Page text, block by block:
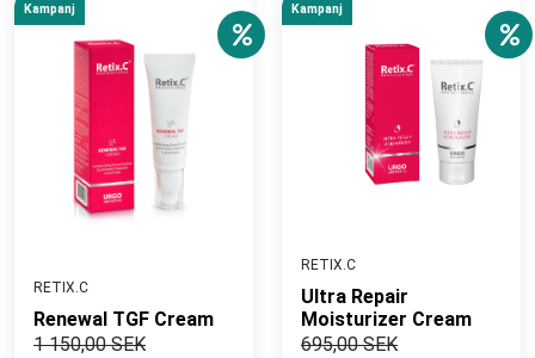
Kampanj
RETIX.C
Renewal TGF Cream
1 150,00 SEK
Kampanj
RETIX.C
Ultra Repair
Moisturizer Cream
695,00 SEK